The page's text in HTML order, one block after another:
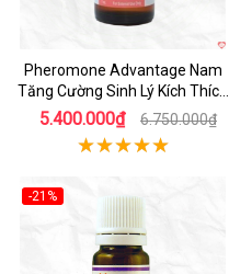
Pheromone Advantage Nam
Tăng Cường Sinh Lý Kích Thích
Mạnh Mẽ 30ml Chính Hãng
5.400.000₫ 6.750.000₫
-21%